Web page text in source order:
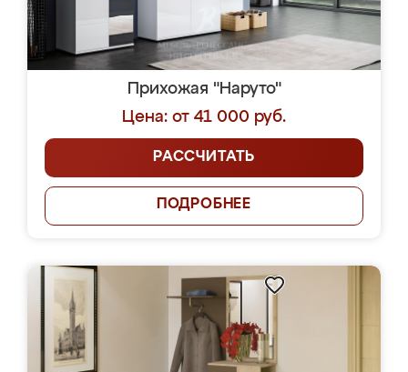
Прихожая "Наруто"
Цена: от 41 000 руб.
РАССЧИТАТЬ
ПОДРОБНЕЕ